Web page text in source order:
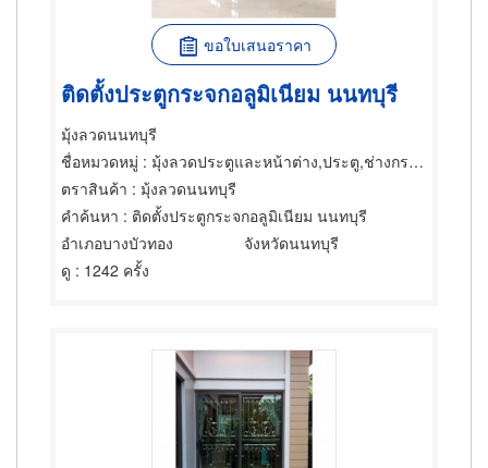
ขอใบเสนอราคา
ติดตั้งประตูกระจกอลูมิเนียม นนทบุรี
มุ้งลวดนนทบุรี
ชื่อหมวดหมู่ : มุ้งลวดประตูและหน้าต่าง,ประตู,ช่างกระจก
ตราสินค้า : มุ้งลวดนนทบุรี
คำค้นหา : ติดตั้งประตูกระจกอลูมิเนียม นนทบุรี
อำเภอบางบัวทอง
จังหวัดนนทบุรี
ดู : 1242 ครั้ง